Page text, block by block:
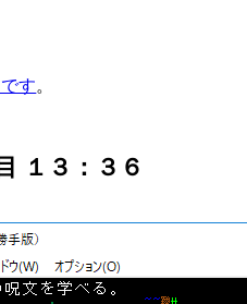
す。
１３：３６